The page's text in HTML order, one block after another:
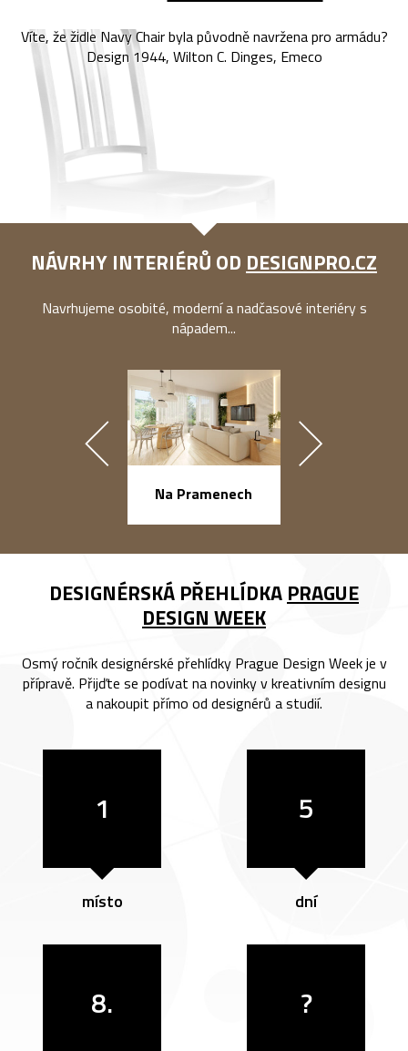
Víte, že židle Navy Chair byla původně navržena pro armádu?
Design 1944, Wilton C. Dinges, Emeco
NÁVRHY INTERIÉRŮ OD DESIGNPRO.CZ
Navrhujeme osobité, moderní a nadčasové interiéry s
nápadem...
Na Pramenech
DESIGNÉRSKÁ PŘEHLÍDKA PRAGUE
DESIGN WEEK
Osmý ročník designérské přehlídky Prague Design Week je v
přípravě. Přijďte se podívat na novinky v kreativním designu
a nakoupit přímo od designérů a studií.
1
místo
5
dní
8. ?